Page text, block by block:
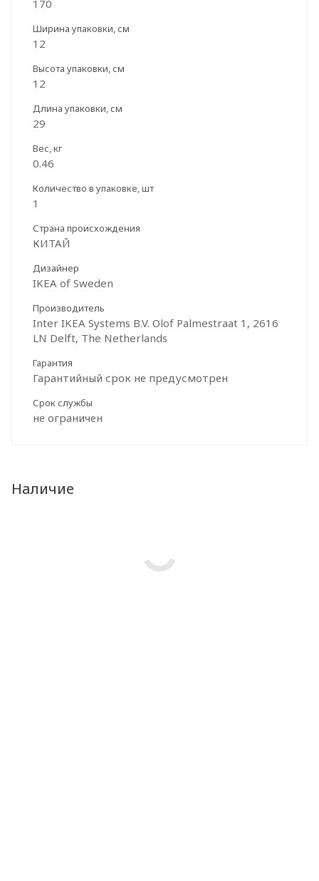
170
Ширина упаковки, см
12
Высота упаковки, см
12
Длина упаковки, см
29
Вес, кг
0.46
Количество в упаковке, шт
1
Страна происхождения
КИТАЙ
Дизайнер
IKEA of Sweden
Производитель
Inter IKEA Systems B.V. Olof Palmestraat 1, 2616
LN Delft, The Netherlands
Гарантия
Гарантийный срок не предусмотрен
Срок службы
не ограничен
Наличие